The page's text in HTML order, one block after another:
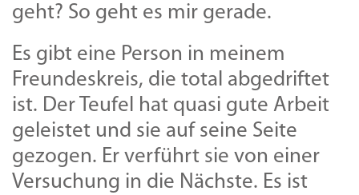
geht? So geht es mir gerade.
Es gibt eine Person in meinem
Freundeskreis, die total abgedriftet
ist. Der Teufel hat quasi gute Arbeit
geleistet und sie auf seine Seite
gezogen. Er verführt sie von einer
Versuchung in die Nächste. Es ist